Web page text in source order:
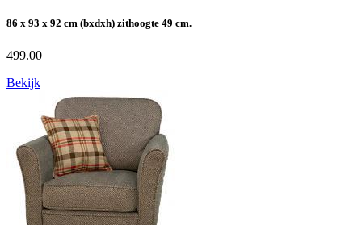
86 x 93 x 92 cm (bxdxh) zithoogte 49 cm.
499.00
Bekijk